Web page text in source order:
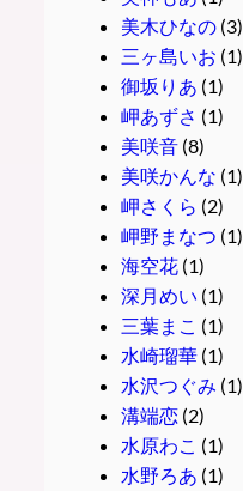
美木ひなの(3)
三ヶ島いお (1)
御坂りあ (1)
岬あずさ (1)
美咲音(8)
美咲かんな (1)
岬さくら (2)
岬野まなつ (1)
海空花(1)
深月めい (1)
三葉まこ (1)
水崎瑠華(1)
水沢つぐみ (1)
溝端恋(2)
水原わこ (1)
水野ろあ (1)